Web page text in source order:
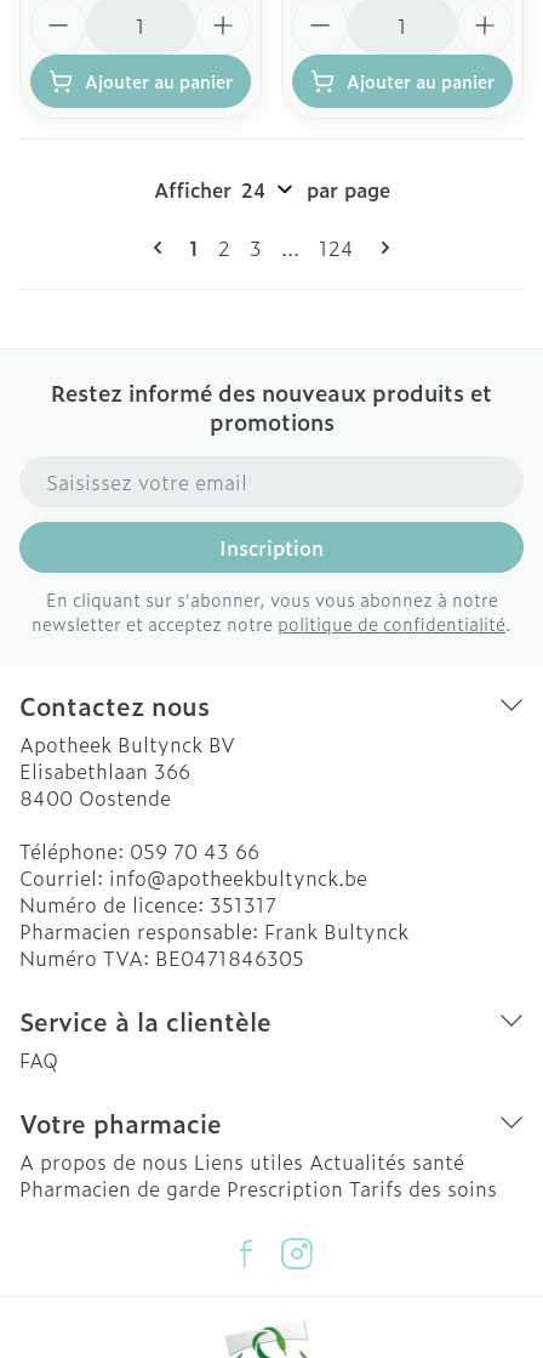
Ajouter au panier Ajouter au panier
Pages
Vous lisez actuellement la page
1 Page
2 Page
3 ... Page
124
Afficher par page
Restez informé des nouveaux produits et
promotions
Adresse mail
Inscription
En cliquant sur s'abonner, vous vous abonnez à notre
newsletter et acceptez notre politique de confidentialité.
Contactez nous
Apotheek Bultynck BV
Elisabethlaan 366
8400 Oostende
Téléphone: 059 70 43 66
Courriel: info@apotheekbultynck.be
Numéro de licence: 351317
Pharmacien responsable: Frank Bultynck
Numéro TVA: BE0471846305
Service à la clientèle
FAQ
Votre pharmacie
A propos de nous Liens utiles Actualités santé
Pharmacien de garde Prescription Tarifs des soins